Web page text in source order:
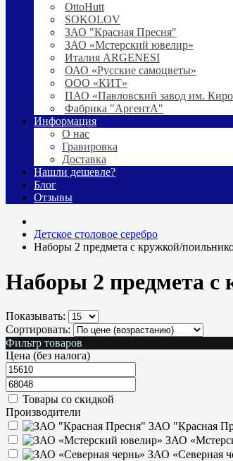
OttoHutt
SOKOLOV
ЗАО "Красная Пресня"
ЗАО «Мстерский ювелир»
Италия ARGENESI
ОАО «Русские самоцветы»
ООО «КИТ»
ПАО «Павловский завод им.
Фабрика "АргентА"
Информация
О нас
Гравировка
Доставка
Нашли дешевле?
Блог
Отзывы
Детское столовое серебро
Наборы 2 предмета с кружкой/
Наборы 2 предмета с
Показывать:
Сортировать:
Фильтр товаров
Цена (без налога)
Товары со скидкой
Производители
ЗАО "Красная
ЗАО
ЗАО «Северная